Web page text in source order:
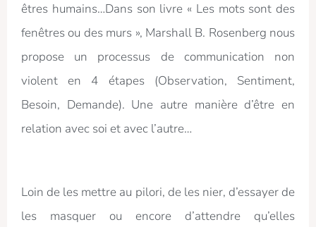
êtres humains…Dans son livre « Les mots sont des
fenêtres ou des murs », Marshall B. Rosenberg nous
propose un processus de communication non
violent en 4 étapes (Observation, Sentiment,
Besoin, Demande). Une autre manière d’être en
relation avec soi et avec l’autre…
Loin de les mettre au pilori, de les nier, d’essayer de
les masquer ou encore d’attendre qu’elles